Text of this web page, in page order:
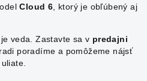
Cloud 6 , ktorý je obľúbený aj
veda. Zastavte sa v predajni
radi poradíme a pomôžeme nájsť